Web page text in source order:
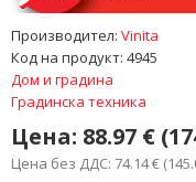
Цена: 88.97 €
Цена без ДДС: 74.14 €
Производител: Vinita
Код на продукт: 4945
Дом и градина
Градинска техника